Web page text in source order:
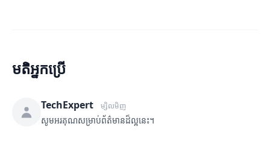
មតិអ្នកប្រើ
TechExpert ម្សិលមិញ
សូមអរគុណសម្រាប់ព័ត៌មានដ៏ល្អនេះ។